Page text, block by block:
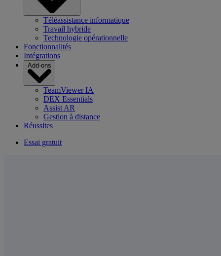
Téléassistance informatique
Travail hybride
Technologie opérationnelle
Fonctionnalités
Intégrations
Add-ons
TeamViewer IA
DEX Essentials
Assist AR
Gestion à distance
Réussites
Essai gratuit